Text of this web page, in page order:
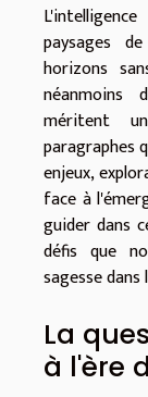
paysages
horizons
néanmoins
méritent
paragraphes
enjeux,
face à
guider dans
défis que
sagesse
La
à l'ère